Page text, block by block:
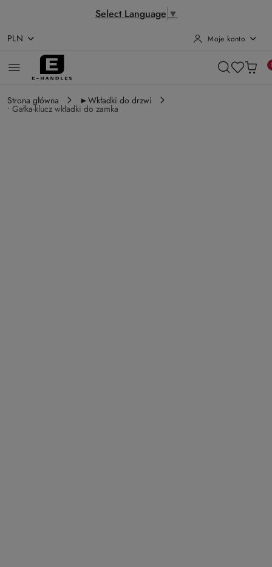
Select Language ▼
Przejdź do treści głównej
Przejdź do wyszukiwarki
Przejdź do moje konto
Przejdź do menu głównego
Przejdź do opisu produktu
Przejdź do stopki
PLN Moje konto
Strona główna ►Wkładki do drzwi
• Gałka-klucz wkładki do zamka